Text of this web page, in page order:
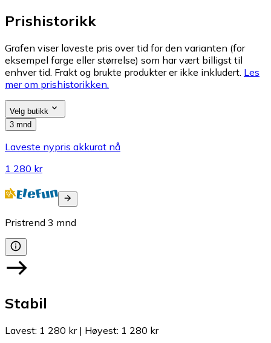
Prishistorikk
Grafen viser laveste pris over tid for den varianten (for
eksempel farge eller størrelse) som har vært billigst til
enhver tid. Frakt og brukte produkter er ikke inkludert. Les
mer om prishistorikken.
Velg butikk
3 mnd
Laveste nypris akkurat nå
1 280 kr
Pristrend 3 mnd
Stabil
Lavest: 1 280 kr| Høyest: 1 280 kr